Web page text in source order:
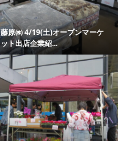
藤原㈱ 4/19(土)オープンマーケ
ット出店企業紹...